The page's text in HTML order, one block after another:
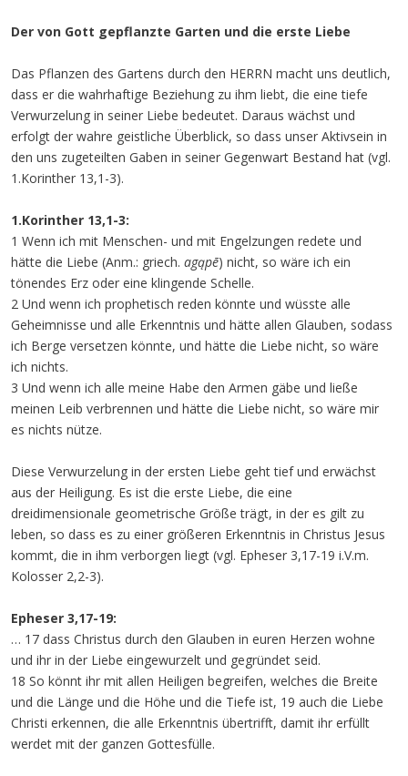
Der von Gott gepflanzte Garten und die erste Liebe
Das Pflanzen des Gartens durch den HERRN macht uns deutlich,
dass er die wahrhaftige Beziehung zu ihm liebt, die eine tiefe
Verwurzelung in seiner Liebe bedeutet. Daraus wächst und
erfolgt der wahre geistliche Überblick, so dass unser Aktivsein in
den uns zugeteilten Gaben in seiner Gegenwart Bestand hat (vgl.
1.Korinther 13,1-3).
1.Korinther 13,1-3:
1 Wenn ich mit Menschen- und mit Engelzungen redete und
hätte die Liebe (Anm.: griech. agąpē) nicht, so wäre ich ein
tönendes Erz oder eine klingende Schelle.
2 Und wenn ich prophetisch reden könnte und wüsste alle
Geheimnisse und alle Erkenntnis und hätte allen Glauben, sodass
ich Berge versetzen könnte, und hätte die Liebe nicht, so wäre
ich nichts.
3 Und wenn ich alle meine Habe den Armen gäbe und ließe
meinen Leib verbrennen und hätte die Liebe nicht, so wäre mir
es nichts nütze.
Diese Verwurzelung in der ersten Liebe geht tief und erwächst
aus der Heiligung. Es ist die erste Liebe, die eine
dreidimensionale geometrische Größe trägt, in der es gilt zu
leben, so dass es zu einer größeren Erkenntnis in Christus Jesus
kommt, die in ihm verborgen liegt (vgl. Epheser 3,17-19 i.V.m.
Kolosser 2,2-3).
Epheser 3,17-19:
… 17 dass Christus durch den Glauben in euren Herzen wohne
und ihr in der Liebe eingewurzelt und gegründet seid.
18 So könnt ihr mit allen Heiligen begreifen, welches die Breite
und die Länge und die Höhe und die Tiefe ist, 19 auch die Liebe
Christi erkennen, die alle Erkenntnis übertrifft, damit ihr erfüllt
werdet mit der ganzen Gottesfülle.